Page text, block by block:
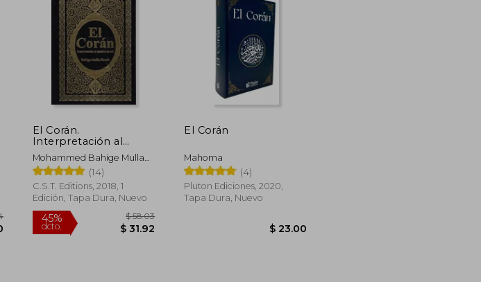
El Corán.
Interpretación al
español actual
Mohammed Bahige Mulla
Huech
(14)
C.S.T. Editions, 2018, 1
Edición, Tapa Dura, Nuevo
El Corán
Mahoma
(4)
Pluton Ediciones, 2020,
Tapa Dura, Nuevo